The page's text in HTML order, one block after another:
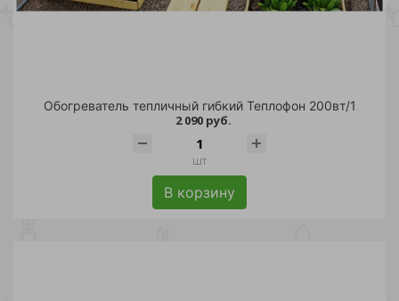
Обогреватель тепличный гибкий Теплофон 200вт/1
2 090 руб.
шт
В корзину